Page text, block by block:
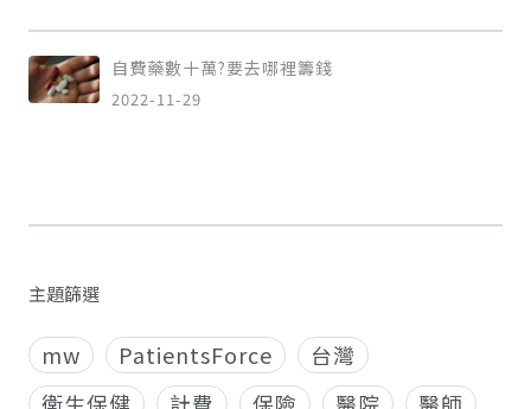
自費藥數十萬?要去哪裡籌錢
2022-11-29
主題篩選
mw PatientsForce
台灣
衛生保健
計費 保險 醫院
醫師